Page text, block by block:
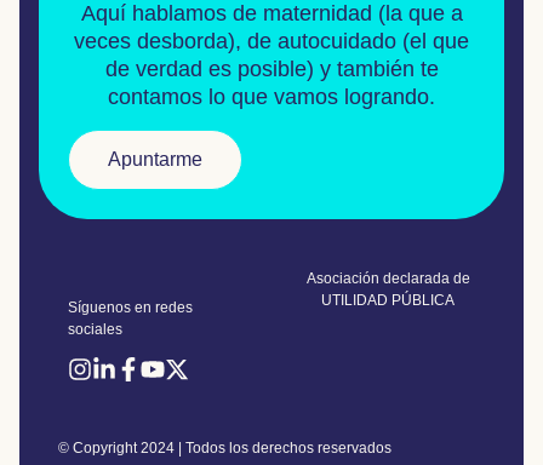
Aquí hablamos de maternidad (la que a
veces desborda), de autocuidado (el que
de verdad es posible) y también te
contamos lo que vamos logrando.
Apuntarme
Síguenos en redes
sociales
Asociación declarada de
UTILIDAD PÚBLICA
© Copyright 2024 | Todos los derechos reservados